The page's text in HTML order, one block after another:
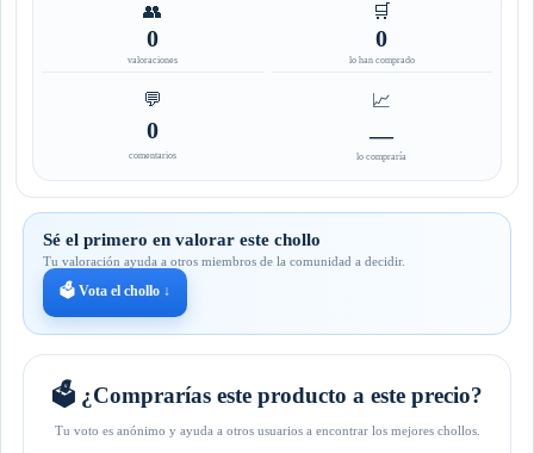
👥
0
valoraciones
🛒
0
lo han comprado
💬
0
comentarios
📈
—
lo compraría
Sé el primero en valorar este chollo
Tu valoración ayuda a otros miembros de la comunidad a decidir.
🗳️ Vota el chollo ↓
🗳️ ¿Comprarías este producto a este precio?
Tu voto es anónimo y ayuda a otros usuarios a encontrar los mejores chollos.